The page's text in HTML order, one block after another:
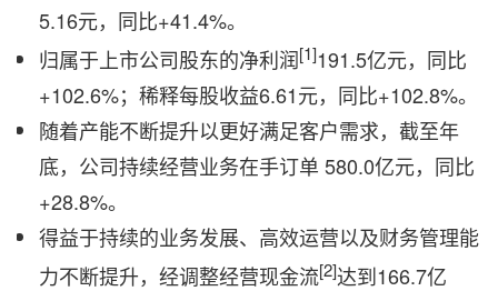
5.16元，同比+41.4%。
归属于上市公司股东的净利润[1]191.5亿元，同比
+102.6%；稀释每股收益6.61元，同比+102.8%。
随着产能不断提升以更好满足客户需求，截至年
底，公司持续经营业务在手订单 580.0亿元，同比
+28.8%。
得益于持续的业务发展、高效运营以及财务管理能
力不断提升，经调整经营现金流[2]达到166.7亿